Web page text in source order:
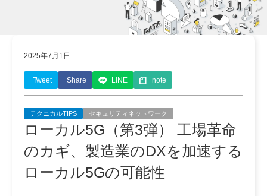
2025年7月1日
Tweet Share LINE note
テクニカルTIPS セキュリティネットワーク
ローカル5G（第3弾） 工場革命
のカギ、製造業のDXを加速する
ローカル5Gの可能性